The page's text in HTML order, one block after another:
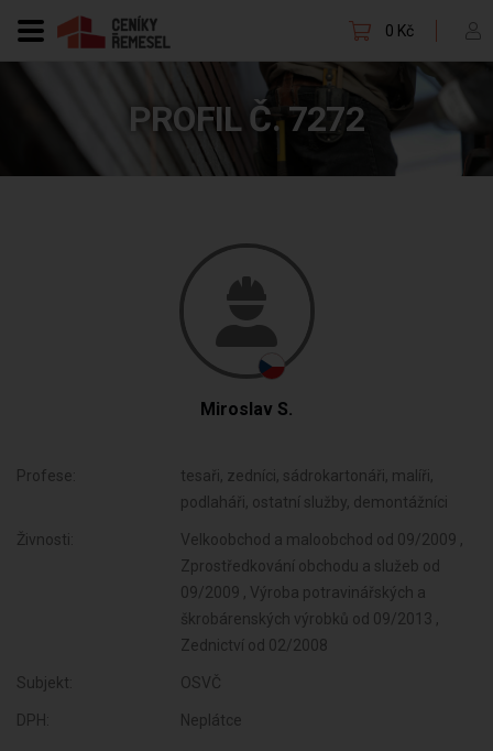
0 Kč
PROFIL Č. 7272
Miroslav S.
Profese:
tesaři, zedníci, sádrokartonáři, malíři,
podlaháři, ostatní služby, demontážníci
Živnosti:
Velkoobchod a maloobchod od 09/2009 ,
Zprostředkování obchodu a služeb od
09/2009 , Výroba potravinářských a
škrobárenských výrobků od 09/2013 ,
Zednictví od 02/2008
Subjekt: OSVČ
DPH: Neplátce